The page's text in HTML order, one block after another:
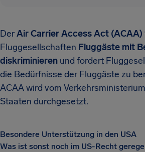
DerAir Carrier Access Act
Fluggesellschaften Fluggäste mit
diskriminieren und fordert
die Bedürfnisse der Fluggäste zu
ACAA wird vom
Staaten durchgesetzt.
Besondere Unterstützung in den USA
Was ist sonst noch im US-Recht